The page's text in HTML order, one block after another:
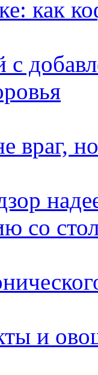
как
с
враг,
со
и